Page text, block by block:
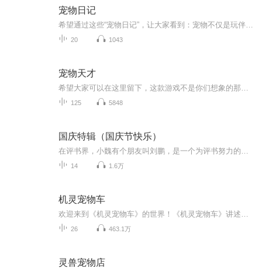
宠物日记
20 1043
宠物天才
125 5848
国庆特辑（国庆节快乐）
14 1.6万
机灵宠物车
26 463.1万
灵兽宠物店